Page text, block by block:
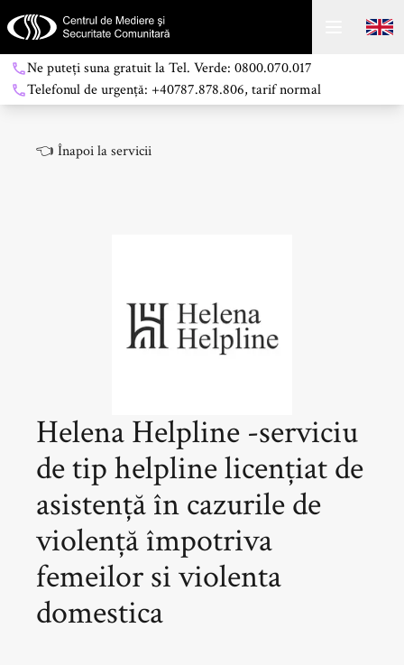
Ne puteți suna gratuit la Tel. Verde: 0800.070.017
Telefonul de urgență: +40787.878.806, tarif normal
👈 Înapoi la servicii
Helena Helpline -serviciu
de tip helpline licențiat de
asistență în cazurile de
violență împotriva
femeilor si violenta
domestica